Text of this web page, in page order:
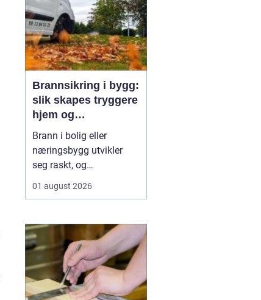
borettslag og nær...
Brannsikring i bygg:
slik skapes tryggere
hjem og
arbeidsplasser
Brann i bolig eller
næringsbygg utvikler
seg raskt, og
store både for
God brannsikring
handler om mer enn
røykvarslere og
brannslokkere. Trygghet
bygges inn i vegger, tak,
dører og tekniske
01 august 2026